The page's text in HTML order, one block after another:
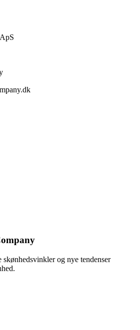
og nye tendenser